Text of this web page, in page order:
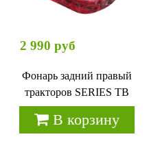
2 990 руб
Фонарь задний правый
тракторов SERIES TB
В корзину